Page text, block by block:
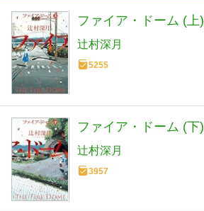
ファイア・ドーム (上)
辻村深月
5255
ファイア・ドーム (下)
辻村深月
3957